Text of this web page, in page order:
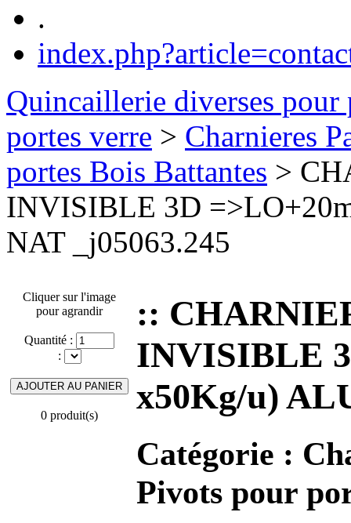
.
Quincaillerie diverses pour
portes verre > Charnieres
portes Bois Battantes >
INVISIBLE 3D
NAT _j05063.245
Cliquer sur l'image
pour agrandir
Quantité :
:
0 produit(s)
::
INVISIBLE
x50Kg/u)
Catégorie :
Pivots pour